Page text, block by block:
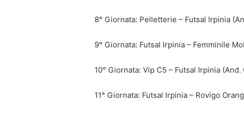
8° Giornata: Pelletterie – Futsal Irpinia
9° Giornata: Futsal Irpinia – Femminile
10° Giornata: Vip C5 – Futsal Irpinia
11° Giornata: Futsal Irpinia – Rovigo